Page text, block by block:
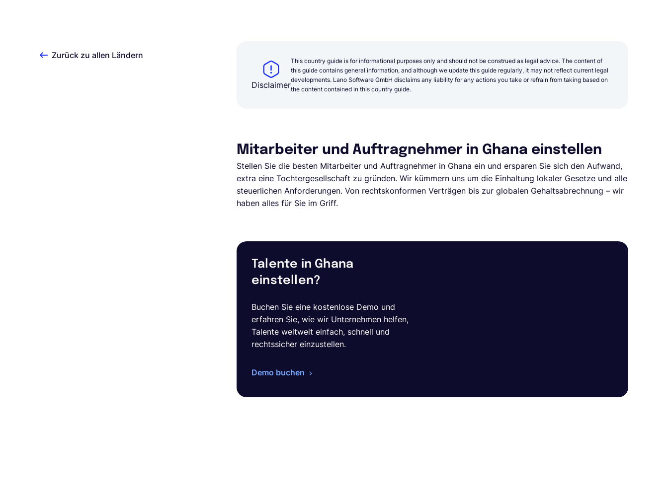
Zurück zu allen Ländern
Disclaimer
This country guide is for informational purposes only and should not be construed as legal advice. The content of
this guide contains general information, and although we update this guide regularly, it may not reflect current legal
developments. Lano Software GmbH disclaims any liability for any actions you take or refrain from taking based on
the content contained in this country guide.
Mitarbeiter und Auftragnehmer in Ghana einstellen
Stellen Sie die besten Mitarbeiter und Auftragnehmer in Ghana ein und ersparen Sie sich den Aufwand,
extra eine Tochtergesellschaft zu gründen. Wir kümmern uns um die Einhaltung lokaler Gesetze und alle
steuerlichen Anforderungen. Von rechtskonformen Verträgen bis zur globalen Gehaltsabrechnung – wir
haben alles für Sie im Griff.
Talente in Ghana
einstellen?
Buchen Sie eine kostenlose Demo und
erfahren Sie, wie wir Unternehmen helfen,
Talente weltweit einfach, schnell und
rechtssicher einzustellen.
Demo buchen